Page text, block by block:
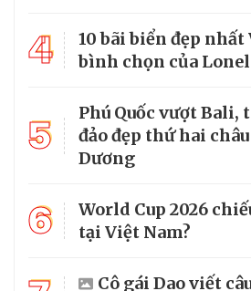
4
10 bãi biển đẹp
bình chọn của
5
Phú Quốc vượt
đảo đẹp thứ hai
Dương
6
World Cup 2026
tại Việt Nam?
Cô gái Dao viết